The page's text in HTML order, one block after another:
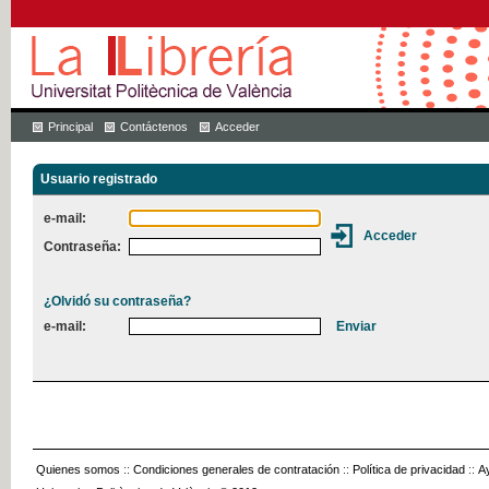
Principal Contáctenos Acceder
Usuario registrado
e-mail:
Contraseña:
¿Olvidó su contraseña?
e-mail:
Quienes somos :: Condiciones generales de contratación :: Política de privacidad ::